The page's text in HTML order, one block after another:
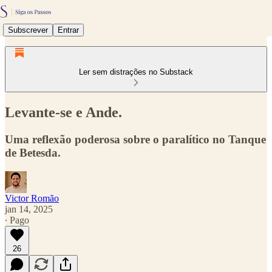
Subscrever Entrar
Ler sem distrações no Substack
Levante-se e Ande.
Uma reflexão poderosa sobre o paralítico no Tanque
de Betesda.
Victor Romão
jan 14, 2025
∙ Pago
26